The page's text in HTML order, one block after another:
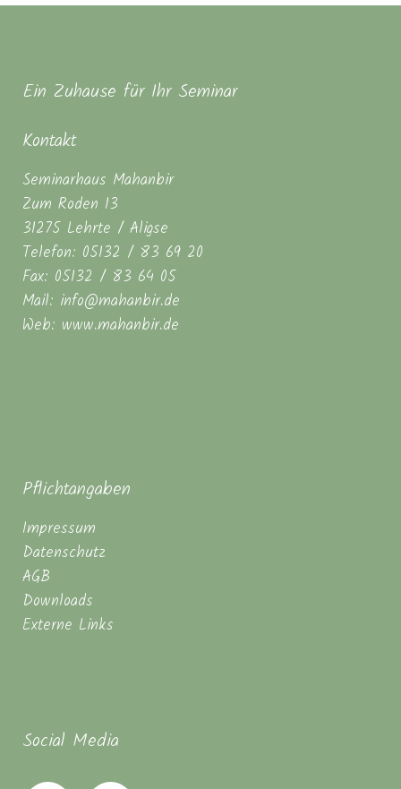
Ein Zuhause für Ihr Seminar
Kontakt
Seminarhaus Mahanbir
Zum Roden 13
31275 Lehrte / Aligse
Telefon: 05132 / 83 69 20
Fax: 05132 / 83 64 05
Mail: info@mahanbir.de
Web: www.mahanbir.de
Pflichtangaben
Impressum
Datenschutz
AGB
Downloads
Externe Links
Social Media